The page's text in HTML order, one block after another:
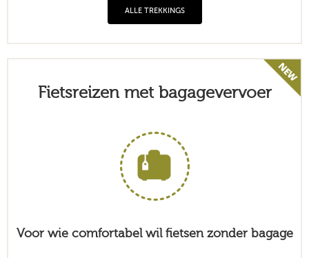
ALLE TREKKINGS
Fietsreizen met bagagevervoer
Voor wie comfortabel wil fietsen zonder bagage